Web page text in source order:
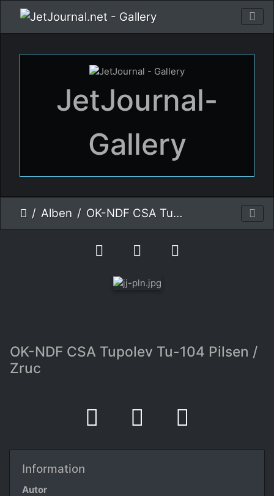
JetJournal-
Gallery
Alben OK-NDF CSA Tupolev Tu-104 Pilsen / Zruc
OK-NDF CSA Tupolev Tu-104 Pilsen /
Zruc
Information
Autor